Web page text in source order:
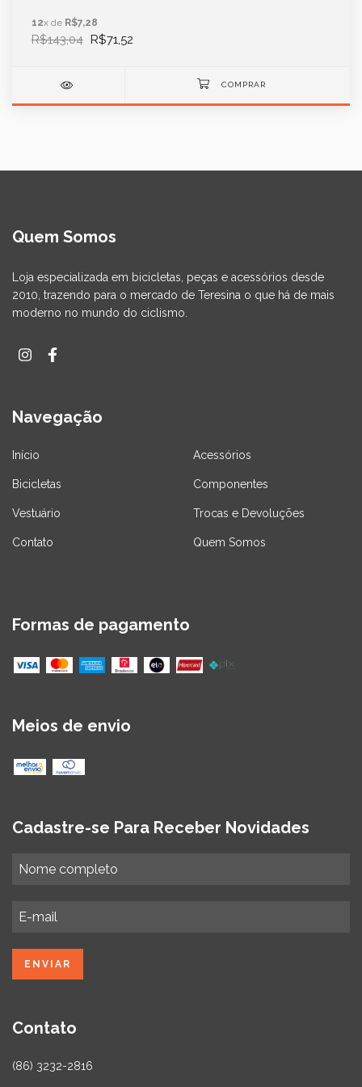
12x de R$7,28
R$143,04 R$71,52
Quem Somos
Loja especializada em bicicletas, peças e acessórios desde
2010, trazendo para o mercado de Teresina o que há de mais
moderno no mundo do ciclismo.
Navegação
Início Acessórios
Bicicletas Componentes
Vestuário Trocas e Devoluções
Contato Quem Somos
Formas de pagamento
Meios de envio
Cadastre-se Para Receber Novidades
Contato
(86) 3232-2816